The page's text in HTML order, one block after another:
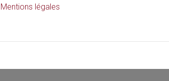
Mentions légales